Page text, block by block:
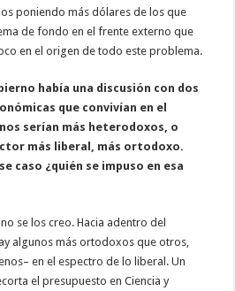
poniendo más dólares de los que
de fondo en el frente externo que
en el origen de todo este problema.
había una discusión con dos
que convivían en el
serían más heterodoxos, o
más liberal, más ortodoxo.
caso ¿quién se impuso en esa
se los creo. Hacia adentro del
algunos más ortodoxos que otros,
en el espectro de lo liberal. Un
el presupuesto en Ciencia y